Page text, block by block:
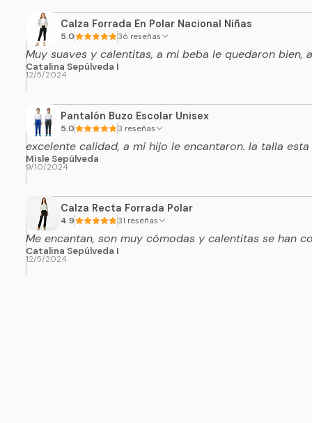
Calza Forrada En Polar Nacional Niñas
5.0 36 reseñas
Muy suaves y calentitas, a mi beba le quedaron bien,
Catalina Sepúlveda I
12/5/2024
Pantalón Buzo Escolar Unisex
5.0 3 reseñas
excelente calidad, a mi hijo le encantaron. la talla
Misle Sepúlveda
9/10/2024
Calza Recta Forrada Polar
4.9 31 reseñas
Me encantan, son muy cómodas y calentitas se han
Catalina Sepúlveda I
12/5/2024